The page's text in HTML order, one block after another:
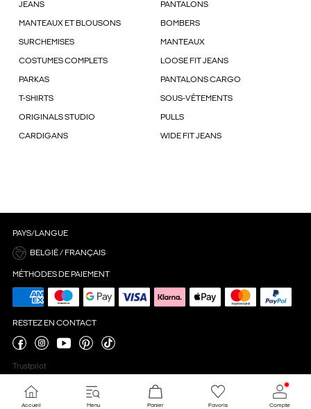
JEANS PANTALONS
MANTEAUX ET BLOUSONS BOMBERS
SURCHEMISES MANTEAUX
COSTUMES COMPLETS LOOSE FIT JEANS
PARKAS PANTALONS CARGO
T-SHIRTS SOUS-VÊTEMENTS
ORIGINALS STUDIO PULLS
CARDIGANS WIDE FIT JEANS
PAYS/LANGUE
BELGIË / FRANÇAIS
MÉTHODES DE PAIEMENT
RESTEZ EN CONTACT
Trustpilot
Accueil Menu Panier Favoris Compte